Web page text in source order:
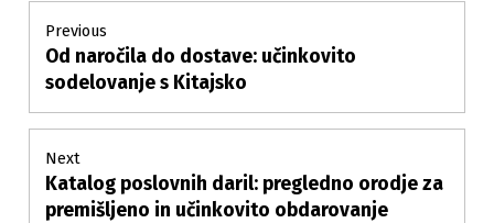
Post
navigation
Previous
Previous
post:
Od naročila do dostave: učinkovito
sodelovanje s Kitajsko
Next
Next
post:
Katalog poslovnih daril: pregledno orodje za
premišljeno in učinkovito obdarovanje